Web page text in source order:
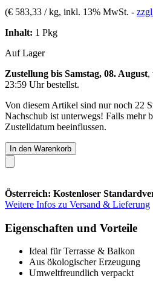
(€ 583,33 / kg, inkl. 13% MwSt. -
Inhalt: 1 Pkg
Auf Lager
Zustellung bis Samstag, 08. August,
23:59 Uhrbestellst.
Von diesem Artikel sind nur noch 22
Nachschub ist unterwegs! Falls mehr
Zustelldatum beeinflussen.
In den Warenkorb
Österreich: Kostenloser
Weitere Infos zu Versand & Lieferung
Eigenschaften und Vorteile
Ideal für Terrasse & Balkon
Aus ökologischer Erzeugung
Umweltfreundlich verpackt